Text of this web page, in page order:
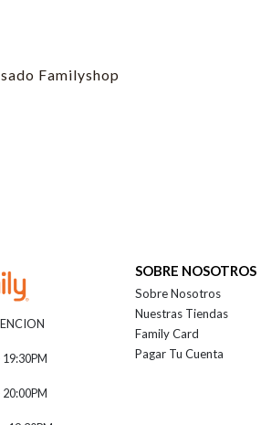
Familyshop
19:30PM
20:00PM
SOBRE NOSOTROS
Sobre Nosotros
Nuestras Tiendas
Family Card
Pagar Tu Cuenta